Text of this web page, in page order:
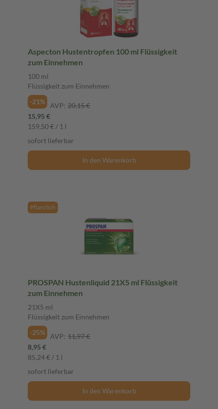
Aspecton Hustentropfen 100 ml Flüssigkeit
zum Einnehmen
100 ml
Flüssigkeit zum Einnehmen
-21%
AVP: 20,15 €
15,95 €
159,50 € / 1 l
sofort lieferbar
In den Warenkorb
Pflanzlich
PROSPAN Hustenliquid 21X5 ml Flüssigkeit
zum Einnehmen
21X5 ml
Flüssigkeit zum Einnehmen
-25%
AVP: 11,97 €
8,95 €
85,24 € / 1 l
sofort lieferbar
In den Warenkorb